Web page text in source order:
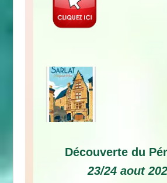
Découverte du
23/24 aout